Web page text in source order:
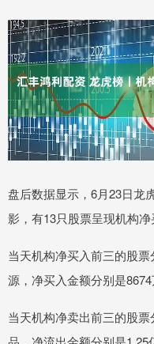
盘后数据显示，6月23日龙
影，有13只股票呈现机构净
当天机构净买入前三的股
源，净买入金额分别是8674
当天机构净卖出前三的股